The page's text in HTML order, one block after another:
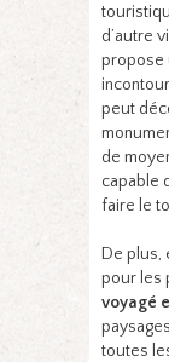
d’autre
propose
peut
de
capable
faire le
De plus,
pour les
voyagé
toutes